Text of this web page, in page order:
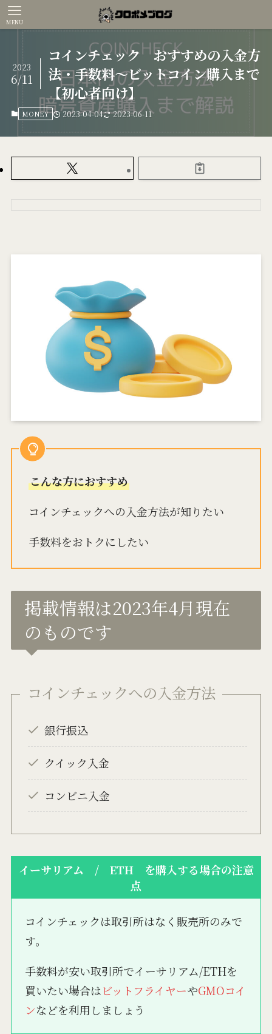
MENU
コインチェック おすすめの入金方
法・手数料～ビットコイン購入まで
【初心者向け】
2023
6/11
MONEY 2023-04-04 2023-06-11
こんな方におすすめ
コインチェックへの入金方法が知りたい
手数料をおトクにしたい
掲載情報は2023年4月現在
のものです
コインチェックへの入金方法
銀行振込
クイック入金
コンビニ入金
イーサリアム / ETH を購入する場合の注意
点
コインチェックは取引所はなく販売所のみで
す。
手数料が安い取引所でイーサリアム/ETHを
買いたい場合はビットフライヤーやGMOコイ
ンなどを利用しましょう